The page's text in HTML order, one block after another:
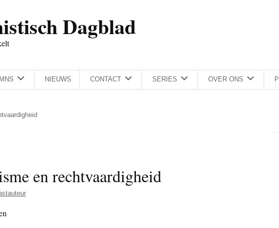
Dagblad
NIEUWS CONTACT SERIES OVER ONS
en rechtvaardigheid